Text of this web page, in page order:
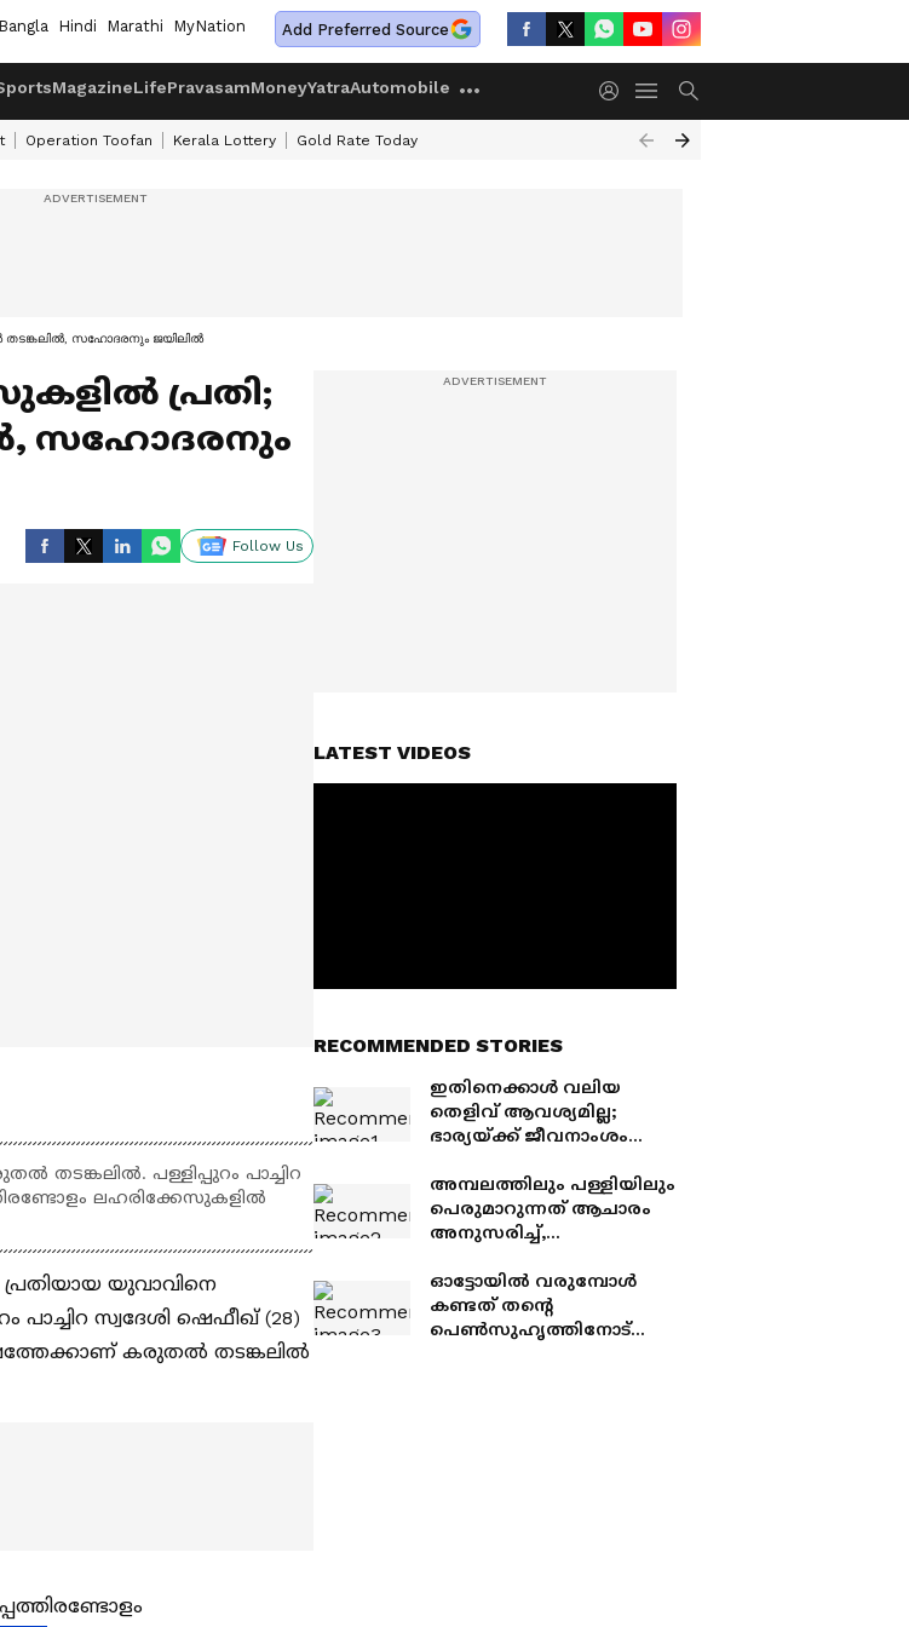
Bangla Hindi Marathi MyNation Add Preferred Source
MagazineLifePravasamMoneyYatraAutomobile
Operation Toofan Kerala Lottery Gold Rate Today
സഹോദരനും ജയിലിൽ
പ്രതി;
സഹോദരനും
Follow Us
പള്ളിപ്പുറം പാച്ചിറ
ലഹരിക്കേസുകളിൽ
യുവാവിനെ
സ്വദേശി ഷെഫീഖ് (28)
കരുതൽ തടങ്കലിൽ
LATEST VIDEOS
RECOMMENDED STORIES
ഇതിനെക്കാൾ വലിയ
തെളിവ് ആവശ്യമില്ല;
ഭാര്യയ്ക്ക് ജീവനാംശം
ഗാർഹിക പീഡനമെന്ന്
ഹൈക്കോടതി
അമ്പലത്തിലും പള്ളിയിലും
പെരുമാറുന്നത് ആചാരം
അനുസരിച്ച്,
സന്തോഷിക്കട്ടെ, സൈബർ
ആക്രമണത്തിൽ ബിന്ദു
കൃഷ്ണ
ഓട്ടോയിൽ വരുമ്പോൾ
കണ്ടത് തന്റെ
പെൺസുഹൃത്തിനോട്